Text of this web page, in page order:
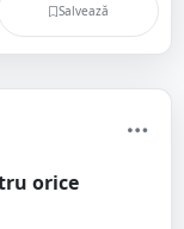
Salvează
orice